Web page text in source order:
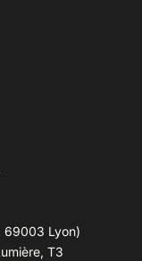
69003 Lyon)
T3